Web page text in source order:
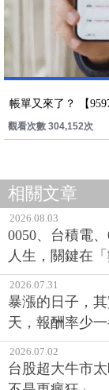
帳單又來了？ 【
觀看次數 304,152次
相關文章
2026.08.03
0050、台積電
人生，關鍵在「
2026.07.31
暴漲的日子，
天，報酬率少
2026.07.02
台股超大牛市